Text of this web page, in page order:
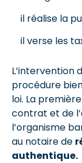
il réalise la
il verse les
L’intervention
procédure
loi. La
contrat et de
l’organisme
au notaire de
authentique.